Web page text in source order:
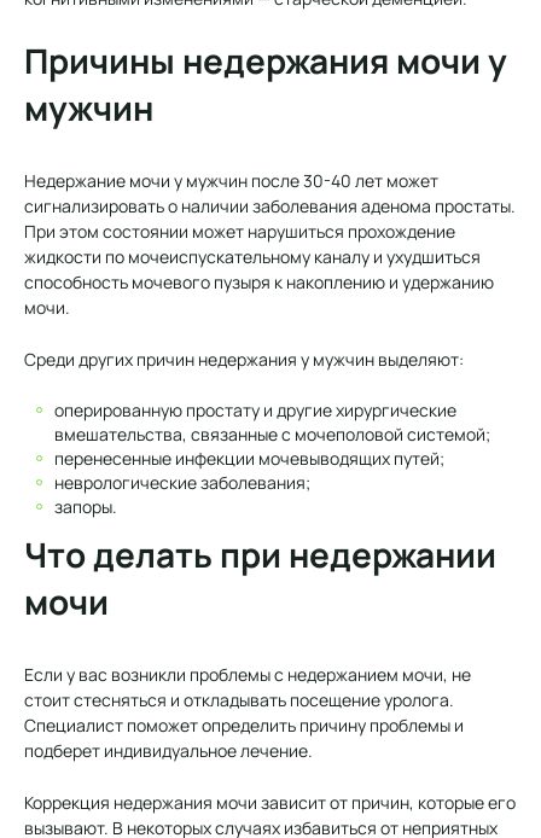
Причины недержания мочи у
мужчин
Недержание мочи у мужчин после 30-40 лет может
сигнализировать о наличии заболевания аденома простаты.
При этом состоянии может нарушиться прохождение
жидкости по мочеиспускательному каналу и ухудшиться
способность мочевого пузыря к накоплению и удержанию
мочи.
Среди других причин недержания у мужчин выделяют:
оперированную простату и другие хирургические
вмешательства, связанные с мочеполовой системой;
перенесенные инфекции мочевыводящих путей;
неврологические заболевания;
запоры.
Что делать при недержании
мочи
Если у вас возникли проблемы с недержанием мочи, не
стоит стесняться и откладывать посещение уролога.
Специалист поможет определить причину проблемы и
подберет индивидуальное лечение.
Коррекция недержания мочи зависит от причин, которые его
вызывают. В некоторых случаях избавиться от неприятных